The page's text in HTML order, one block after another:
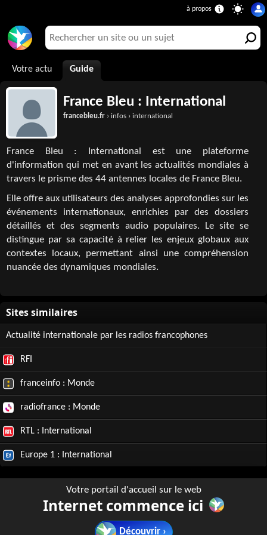
Votre actu Guide
France Bleu : International
francebleu.fr › infos › international
France Bleu : International est une plateforme
d'information qui met en avant les actualités mondiales à
travers le prisme des 44 antennes locales de France Bleu.
Elle offre aux utilisateurs des analyses approfondies sur les
événements internationaux, enrichies par des dossiers
détaillés et des segments audio populaires. Le site se
distingue par sa capacité à relier les enjeux globaux aux
contextes locaux, permettant ainsi une compréhension
nuancée des dynamiques mondiales.
Actualité internationale par les radios francophones
RFI
franceinfo : Monde
radiofrance : Monde
RTL : International
Europe 1 : International
Votre portail d'accueil sur le web
Internet commence ici
Découvrir ›